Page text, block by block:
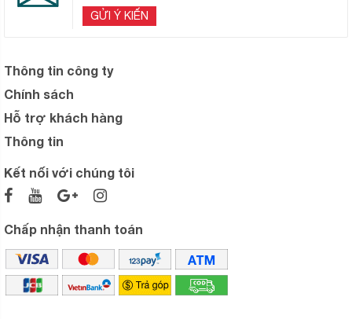
GỬI Ý KIẾN
Thông tin công ty
Chính sách
Hỗ trợ khách hàng
Thông tin
Kết nối với chúng tôi
Chấp nhận thanh toán